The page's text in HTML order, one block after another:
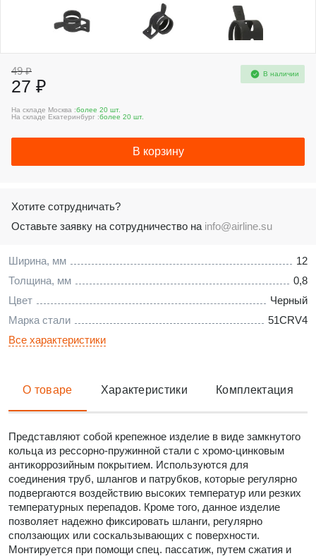
Ширина, мм
12
Толщина, мм
0,8
Цвет
Черный
Марка стали
51CRV4
Все характеристики
49 ₽
27 ₽
В наличии
На складе Москва :более 20 шт.
На складе Екатеринбург :более 20 шт.
В корзину
Хотите сотрудничать?
Оставьте заявку на сотрудничество на info@airline.su
О товаре Характеристики Комплектация
Представляют собой крепежное изделие в виде замкнутого
кольца из рессорно-пружинной стали с хромо-цинковым
антикоррозийным покрытием. Используются для
соединения труб, шлангов и патрубков, которые регулярно
подвергаются воздействию высоких температур или резких
температурных перепадов. Кроме того, данное изделие
позволяет надежно фиксировать шланги, регулярно
сползающих или соскальзывающих с поверхности.
Монтируется при помощи спец. пассатиж, путем сжатия и